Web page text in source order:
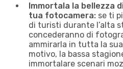
Immortala la bellezza
tua fotocamera: se ti
di turisti durante l’alta
concederanno di
ammirarla in tutta la
motivo, la bassa
immortalare scenari